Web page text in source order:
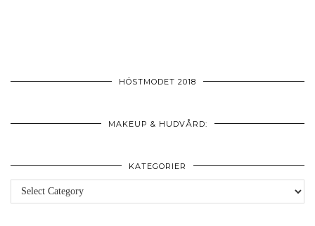
HÖSTMODET 2018
MAKEUP & HUDVÅRD:
KATEGORIER
Kategorier